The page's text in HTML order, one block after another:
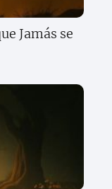
Jamás se